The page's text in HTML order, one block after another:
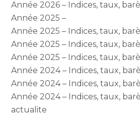
Année 2026 – Indices, taux,
Année 2025 –
Année 2025 – Indices, taux,
Année 2025 – Indices, taux,
Année 2025 – Indices, taux,
Année 2024 – Indices, taux,
Année 2024 – Indices, taux,
Année 2024 – Indices, taux,
actualite